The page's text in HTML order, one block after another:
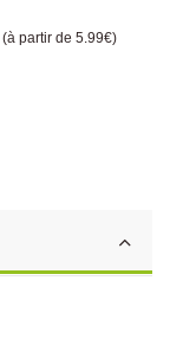
(à partir de 5.99€)